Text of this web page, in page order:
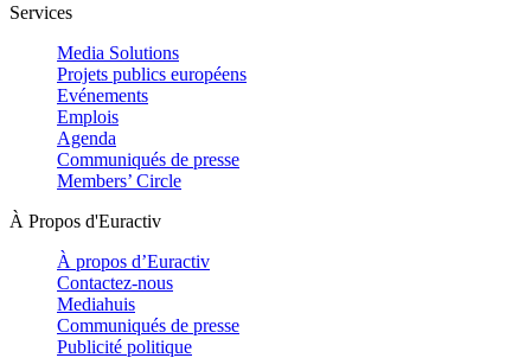
Services
Media Solutions
Projets publics européens
Evénements
Emplois
Agenda
Communiqués de presse
Members’ Circle
À Propos d'Euractiv
À propos d’Euractiv
Contactez-nous
Mediahuis
Communiqués de presse
Publicité politique